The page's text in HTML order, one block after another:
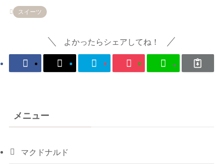
スイーツ
よかったらシェアしてね！
メニュー
マクドナルド